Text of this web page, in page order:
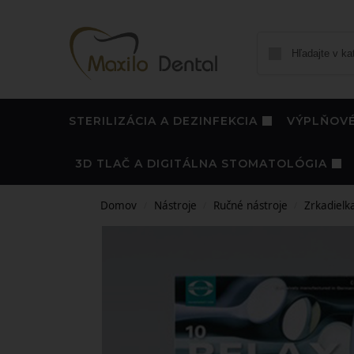
STERILIZÁCIA A DEZINFEKCIA
3D TLAČ A DIGITÁLNA STOMATOLÓGIA
Domov Nástroje Ručné nástroje